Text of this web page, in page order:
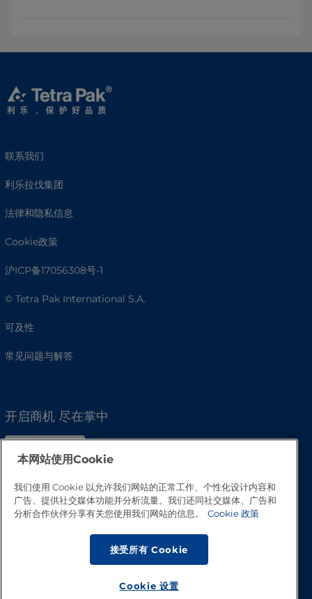
联系我们
利乐拉伐集团
法律和隐私信息
Cookie政策
沪ICP备17056308号-1
© Tetra Pak International S.A.
可及性
常见问题与解答
开启商机 尽在掌中
本网站使用Cookie
我们使用 Cookie 以允许我们网站的正常工作、个性化设计内容和
广告、提供社交媒体功能并分析流量。我们还同社交媒体、广告和
分析合作伙伴分享有关您使用我们网站的信息。
Cookie 政策
接受所有 Cookie
Cookie 设置